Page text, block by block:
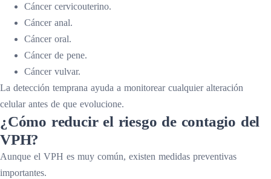
Cáncer cervicouterino.
Cáncer anal.
Cáncer oral.
Cáncer de pene.
Cáncer vulvar.
La detección temprana ayuda a monitorear cualquier alteración
celular antes de que evolucione.
¿Cómo reducir el riesgo de contagio del
VPH?
Aunque el VPH es muy común, existen medidas preventivas
importantes.